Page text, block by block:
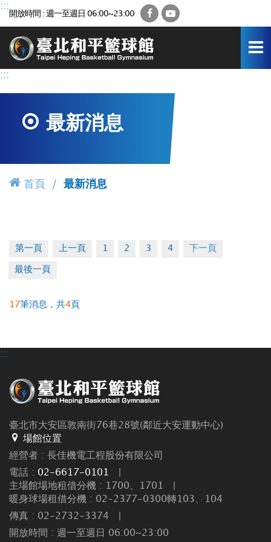
跳
容
:::
開放時間 : 週一至週日 06:00~23:00 FacebookYouTube
:::
最新消息
首頁 最新消息
第一頁 上一頁 1 2 3 4 下一頁
最後一頁
17筆消息，共4 頁
:::
臺北市大安區敦南街76巷28號(鄰近大安運動中心)
場館位置
經營者 : 長佳機電工程股份有限公司
電話 : 02-6617-0101
主場館場地租借分機 : 1700、1701
暖身球場租借分機 : 02-2377-0300轉103、104
傳真 : 02-2732-3374
開放時間 : 週一至週日 06:00~23:00